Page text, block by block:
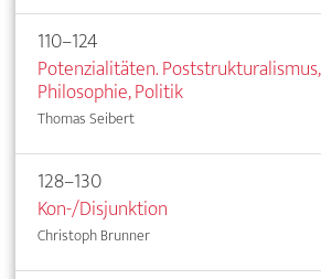
110–124
Potenzialitäten. Poststrukturalismus,
Philosophie, Politik
Thomas Seibert
128–130
Kon-/Disjunktion
Christoph Brunner